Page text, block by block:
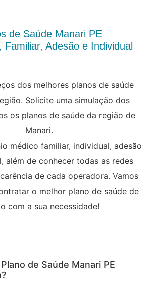
de Saúde Manari PE
Familiar, Adesão e Individual
dos melhores planos de saúde
Solicite uma simulação dos
os planos de saúde da região de
Manari.
médico familiar, individual, adesão
além de conhecer todas as redes
de cada operadora. Vamos
o melhor plano de saúde de
com a sua necessidade!
de Saúde Manari PE